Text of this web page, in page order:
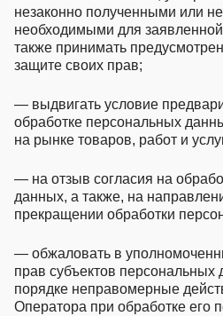
незаконно полученными или
необходимыми для
также принимать
защите своих прав;
— выдвигать условие
обработке персональных
на рынке товаров, работ и
— на отзыв согласия на
данных, а также, на
прекращении обработки
— обжаловать в
прав субъектов
порядке неправомерные
Оператора при обработке его